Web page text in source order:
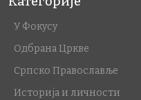
У Фокусу
Одбрана Цркве
Српско Православље
Историја и личности